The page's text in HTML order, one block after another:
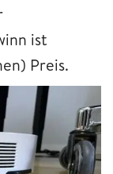
ist
Preis.